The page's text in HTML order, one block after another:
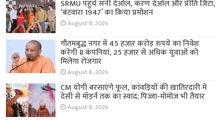
SRMU पहुंचे सनी देओल, करण देओल और प्रीति जिंटा,
‘बंटवारा 1947’ का किया प्रमोशन
August 8, 2026
गौतमबुद्ध नगर में 45 हजार करोड़ रुपये का निवेश
करेंगी 8 कंपनियां, 25 हजार से अधिक युवाओं को
मिलेगा रोजगार
August 8, 2026
CM योगी बरसाएंगे फूल, कांवड़ियों की खातिरदारी में
देसी से मॉडर्न तक का स्वाद; पिज्जा-मोमोज भी तैयार
August 8, 2026